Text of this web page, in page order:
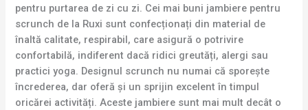
pentru purtarea de zi cu zi. Cei mai buni jambiere pentru
scrunch de la Ruxi sunt confecționați din material de
înaltă calitate, respirabil, care asigură o potrivire
confortabilă, indiferent dacă ridici greutăți, alergi sau
practici yoga. Designul scrunch nu numai că sporește
încrederea, dar oferă și un sprijin excelent în timpul
oricărei activități. Aceste jambiere sunt mai mult decât o